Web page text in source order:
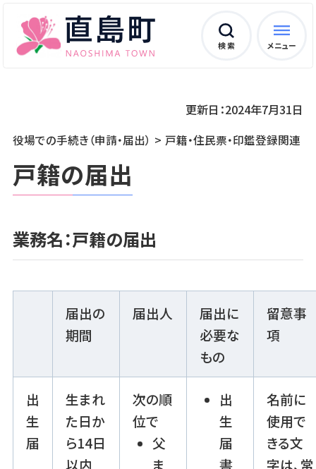
検 索 メニュー
役場での手続き（申請・届出） 戸籍・住民票・印鑑登録関連
更新日：2024年7月31日
戸籍の届出
業務名：戸籍の届出
届出の
期間
届出人
届出に
必要な
もの
留意事
項
出
生
届
生まれ
た日か
ら14日
以内
次の順
位で
父
ま
出
生
届
書
名前に
使用で
きる文
字は、常